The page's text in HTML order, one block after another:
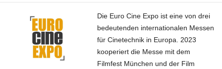
Die Euro Cine Expo ist eine von drei
bedeutenden internationalen Messen
für Cinetechnik in Europa. 2023
kooperiert die Messe mit dem
Filmfest München und der Film